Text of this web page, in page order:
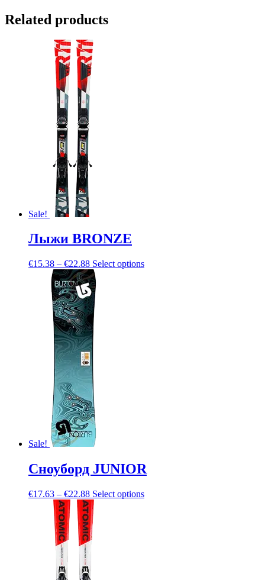
Related products
Sale!
Лыжи BRONZE
€15.38 – €22.88 Select options
Sale!
Сноуборд JUNIOR
€17.63 – €22.88 Select options